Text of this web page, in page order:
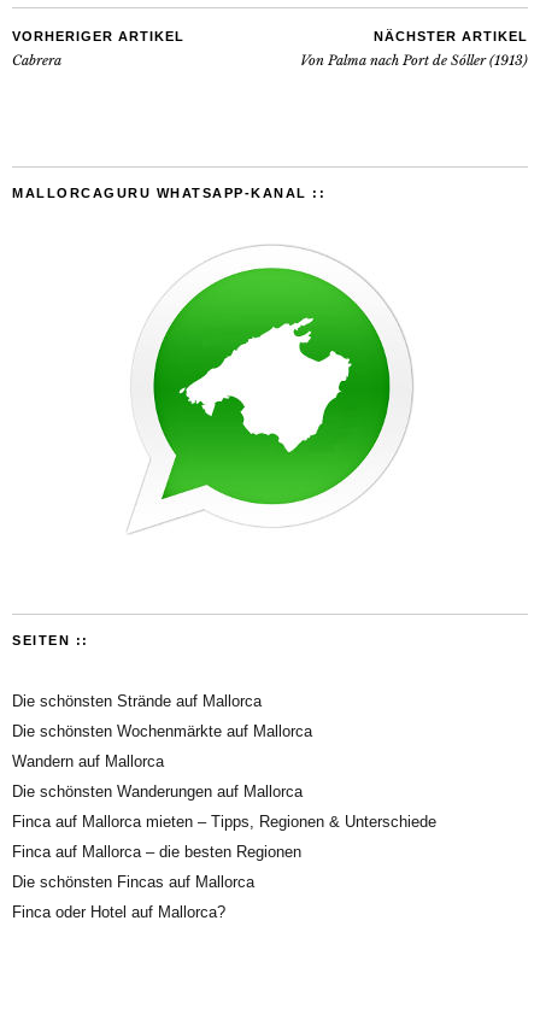
VORHERIGER ARTIKEL
Cabrera
NÄCHSTER ARTIKEL
Von Palma nach Port de Sóller (1913)
MALLORCAGURU WHATSAPP-KANAL ::
SEITEN ::
Die schönsten Strände auf Mallorca
Die schönsten Wochenmärkte auf Mallorca
Wandern auf Mallorca
Die schönsten Wanderungen auf Mallorca
Finca auf Mallorca mieten – Tipps, Regionen & Unterschiede
Finca auf Mallorca – die besten Regionen
Die schönsten Fincas auf Mallorca
Finca oder Hotel auf Mallorca?